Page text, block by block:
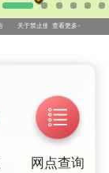
关于禁止使用我行账户、产品、服务
查看更多>
网点查询